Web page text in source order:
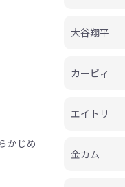
かじめ
大谷翔平
カービィ
エイトリ
金カム